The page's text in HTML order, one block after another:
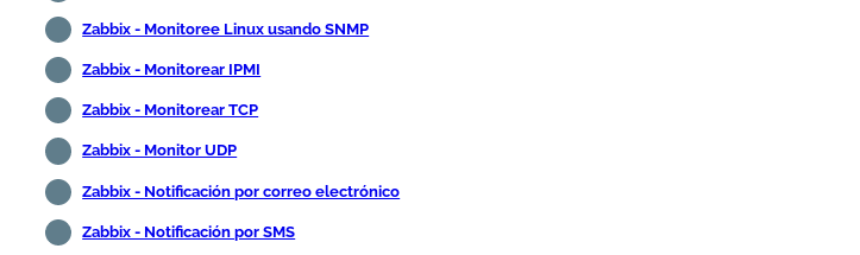
Zabbix - Monitoree Linux usando SNMP
Zabbix - Monitorear IPMI
Zabbix - Monitorear TCP
Zabbix - Monitor UDP
Zabbix - Notificación por correo electrónico
Zabbix - Notificación por SMS